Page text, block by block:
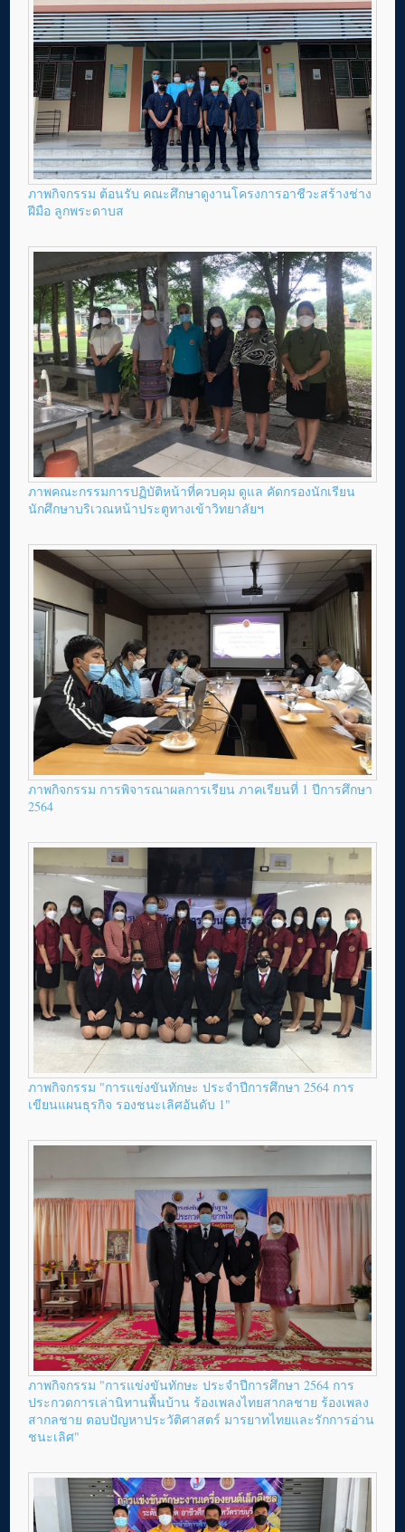
ภาพกิจกรรม ต้อนรับ คณะศึกษาดูงานโครงการอาชีวะสร้างช่าง
ฝีมือ ลูกพระดาบส
ภาพคณะกรรมการปฏิบัติหน้าที่ควบคุม ดูแล คัดกรองนักเรียน
นักศึกษาบริเวณหน้าประตูทางเข้าวิทยาลัยฯ
ภาพกิจกรรม การพิจารณาผลการเรียน ภาคเรียนที่ 1 ปีการศึกษา
2564
ภาพกิจกรรม "การแข่งขันทักษะ ประจำปีการศึกษา 2564 การ
เขียนแผนธุรกิจ รองชนะเลิศอันดับ 1"
ภาพกิจกรรม "การแข่งขันทักษะ ประจำปีการศึกษา 2564 การ
ประกวดการเล่านิทานพื้นบ้าน ร้องเพลงไทยสากลชาย ร้องเพลง
สากลชาย ตอบปัญหาประวัติศาสตร์ มารยาทไทยและรักการอ่าน
ชนะเลิศ"